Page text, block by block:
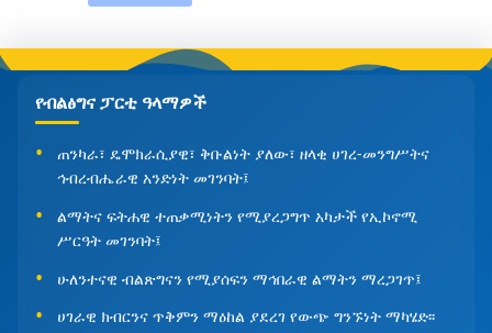
የብልፅግና ፓርቲ ዓላማዎች
ጠንካራ፣ ዴሞክራሲያዊ፣ ቅቡልነት ያለው፣ ዘላቂ ሀገረ-መንግሥትና
ኅብረብሔራዊ አንድነት መገንባት፤
ልማትና ፍትሐዊ ተጠቃሚነትን የሚያረጋግጥ አካታች የኢኮኖሚ
ሥርዓት መገንባት፤
ሁለንተናዊ ብልጽግናን የሚያሰፍን ማኅበራዊ ልማትን ማረጋገጥ፤
ሀገራዊ ክብርንና ጥቅምን ማዕከል ያደረገ የውጭ ግንኙነት ማካሄድ፡፡